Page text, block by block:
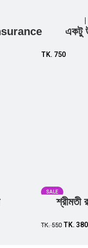
Add
একটু
TK. 750
SALE
শ্রীমতী
TK.550 TK. 380